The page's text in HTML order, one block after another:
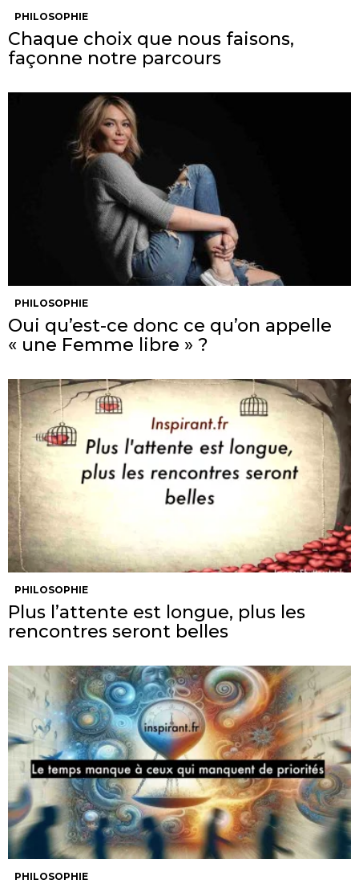
PHILOSOPHIE
Chaque choix que nous faisons,
façonne notre parcours
PHILOSOPHIE
Oui qu’est-ce donc ce qu’on appelle
« une Femme libre » ?
PHILOSOPHIE
Plus l’attente est longue, plus les
rencontres seront belles
PHILOSOPHIE